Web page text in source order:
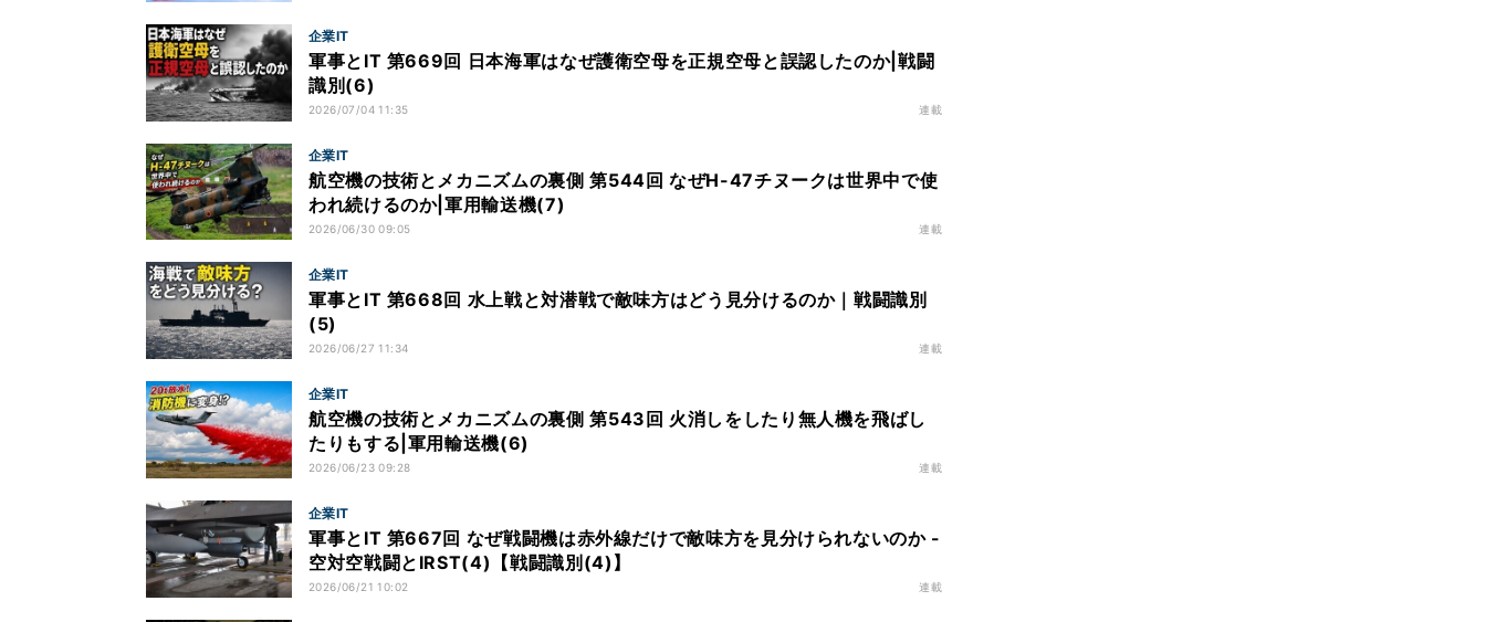
企業IT
軍事とIT 第669回 日本海軍はなぜ護衛空母を正規空母と誤認したのか|戦闘
識別(6)
2026/07/04 11:35 連載
企業IT
航空機の技術とメカニズムの裏側 第544回 なぜH-47チヌークは世界中で使
われ続けるのか|軍用輸送機(7)
2026/06/30 09:05 連載
企業IT
軍事とIT 第668回 水上戦と対潜戦で敵味方はどう見分けるのか｜戦闘識別
(5)
2026/06/27 11:34 連載
企業IT
航空機の技術とメカニズムの裏側 第543回 火消しをしたり無人機を飛ばし
たりもする|軍用輸送機(6)
2026/06/23 09:28 連載
企業IT
軍事とIT 第667回 なぜ戦闘機は赤外線だけで敵味方を見分けられないのか -
空対空戦闘とIRST(4)【戦闘識別(4)】
2026/06/21 10:02 連載